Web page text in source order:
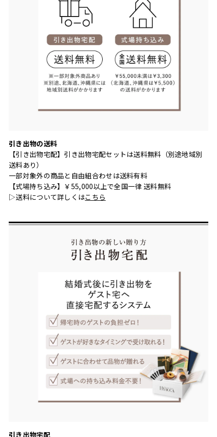
引き出物の送料
【引き出物宅配】引き出物宅配セットは送料無料（別途地域別
送料あり）
一部対象外の商品と自由組合わせは送料有料
【式場持ち込み】￥55,000以上で全国一律 送料無料
▷送料について詳しくはこちら
引き出物宅配